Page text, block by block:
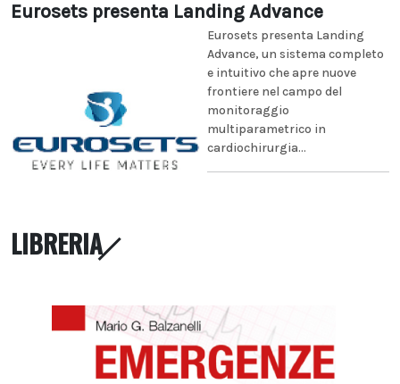
Eurosets presenta Landing Advance
Eurosets presenta Landing
Advance, un sistema completo
e intuitivo che apre nuove
frontiere nel campo del
monitoraggio
multiparametrico in
cardiochirurgia...
LIBRERIA